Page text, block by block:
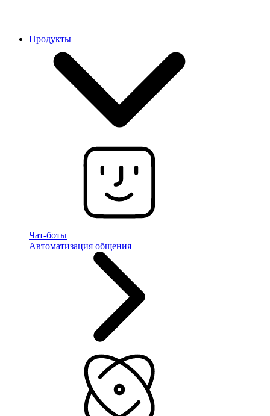
Продукты
Чат-боты
Автоматизация общения